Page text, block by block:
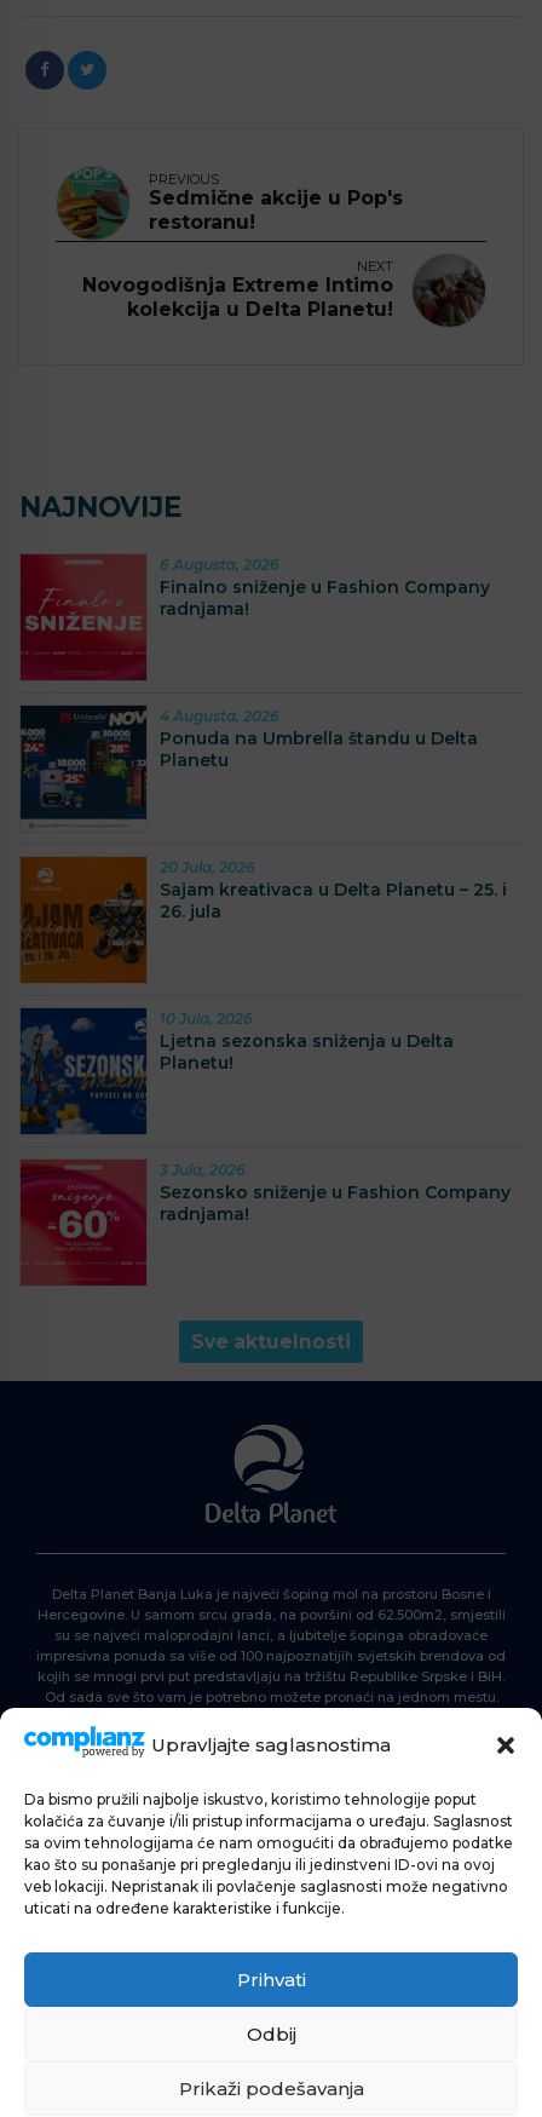
Upravljajte saglasnostima
Da bismo pružili najbolje iskustvo, koristimo tehnologije poput
kolačića za čuvanje i/ili pristup informacijama o uređaju. Saglasnost
sa ovim tehnologijama će nam omogućiti da obrađujemo podatke
kao što su ponašanje pri pregledanju ili jedinstveni ID-ovi na ovoj
veb lokaciji. Nepristanak ili povlačenje saglasnosti može negativno
uticati na određene karakteristike i funkcije.
Prihvati
Odbij
Prikaži podešavanja
PREVIOUS
Sedmične akcije u Pop's
restoranu!
NEXT
Novogodišnja Extreme Intimo
kolekcija u Delta Planetu!
NAJNOVIJE
6 Augusta, 2026
Finalno sniženje u Fashion Company
radnjama!
4 Augusta, 2026
Ponuda na Umbrella štandu u Delta
Planetu
20 Jula, 2026
Sajam kreativaca u Delta Planetu – 25. i
26. jula
10 Jula, 2026
Ljetna sezonska sniženja u Delta
Planetu!
3 Jula, 2026
Sezonsko sniženje u Fashion Company
radnjama!
Sve aktuelnosti
Delta Planet Banja Luka je najveći šoping mol na prostoru Bosne i
Hercegovine. U samom srcu grada, na površini od 62.500m2, smjestili
su se najveći maloprodajni lanci, a ljubitelje šopinga obradovaće
impresivna ponuda sa više od 100 najpoznatijih svjetskih brendova od
kojih se mnogi prvi put predstavljaju na tržištu Republike Srpske i BiH.
Od sada sve što vam je potrebno možete pronaći na jednom mestu.
POČETNA
ŠOPING
AKTUELNOSTI
ZABAVA